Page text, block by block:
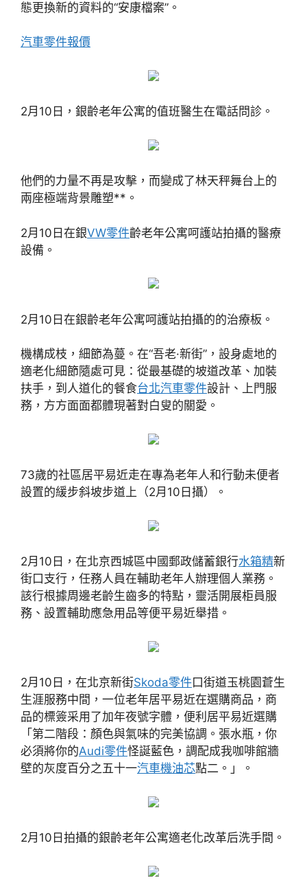
態更換新的資料的“安康檔案”。
汽車零件報價
2月10日，銀齡老年公寓的值班醫生在電話問診。
他們的力量不再是攻擊，而變成了林天秤舞台上的
兩座極端背景雕塑**。
2月10日在銀VW零件齡老年公寓呵護站拍攝的醫療
設備。
2月10日在銀齡老年公寓呵護站拍攝的的治療板。
機構成枝，細節為蔓。在“吾老·新街”，設身處地的
適老化細節隨處可見：從最基礎的坡道改革、加裝
扶手，到人道化的餐食台北汽車零件設計、上門服
務，方方面面都體現著對白叟的關愛。
73歲的社區居平易近走在專為老年人和行動未便者
設置的緩步斜坡步道上（2月10日攝）。
2月10日，在北京西城區中國郵政儲蓄銀行水箱精新
街口支行，任務人員在輔助老年人辦理個人業務。
該行根據周邊老齡生齒多的特點，靈活開展柜員服
務、設置輔助應急用品等便平易近舉措。
2月10日，在北京新街Skoda零件口街道玉桃園蒼生
生涯服務中間，一位老年居平易近在選購商品，商
品的標簽采用了加年夜號字體，便利居平易近選購
「第二階段：顏色與氣味的完美協調。張水瓶，你
必須將你的Audi零件怪誕藍色，調配成我咖啡館牆
壁的灰度百分之五十一汽車機油芯點二。」。
2月10日拍攝的銀齡老年公寓適老化改革后洗手間。